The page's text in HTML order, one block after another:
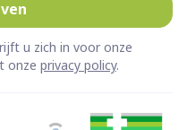
u zich in voor onze
onze privacy policy.